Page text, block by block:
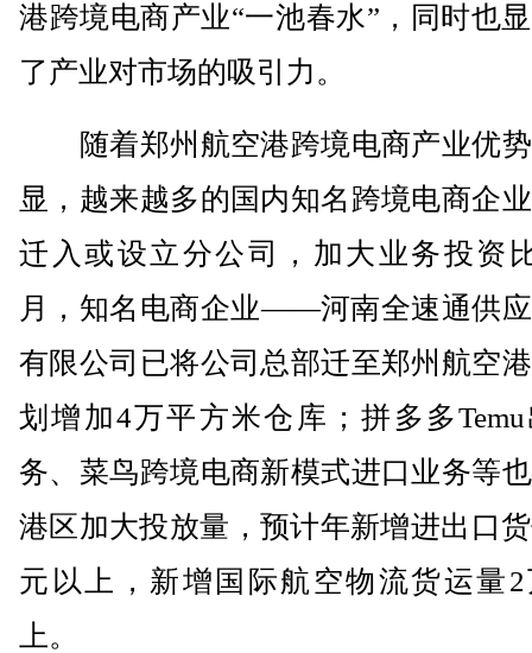
港跨境电商产业“一池春水”，同时也
了产业对市场的吸引力。
随着郑州航空港跨境电商产业优
显，越来越多的国内知名跨境电商企
迁入或设立分公司，加大业务投资
月，知名电商企业——河南全速通供
有限公司已将公司总部迁至郑州航空
划增加4万平方米仓库；拼多多
务、菜鸟跨境电商新模式进口业务等
港区加大投放量，预计年新增进出口
元以上，新增国际航空物流货运量
上。